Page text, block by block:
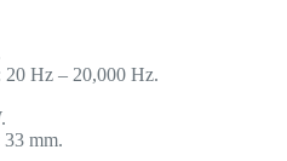
20 Hz – 20,000 Hz.
33 mm.